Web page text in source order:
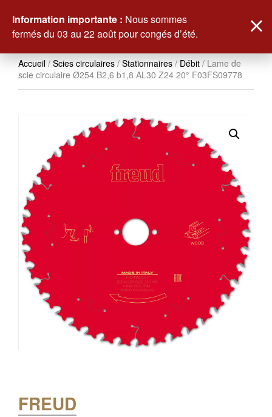
Accueil / Scies circulaires / Stationnaires / Débit / Lame de
scie circulaire Ø254 B2,6 b1,8 AL30 Z24 20° F03FS09778
FREUD
Information importante : Nous sommes
fermés du 03 au 22 août pour congés d’été.